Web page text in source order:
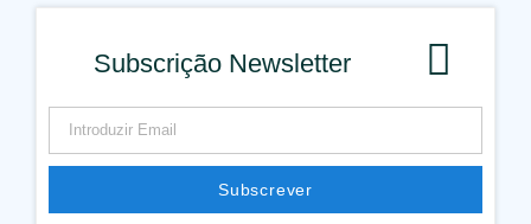
Subscrição Newsletter
Subscrever